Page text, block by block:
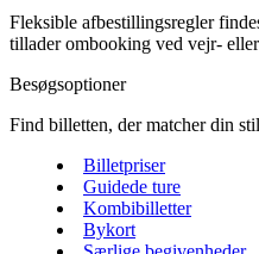
Fleksible afbestillingsregler
tillader ombooking ved vejr-
Besøgsoptioner
Find billetten, der matcher din
Billetpriser
Guidede ture
Kombibilletter
Bykort